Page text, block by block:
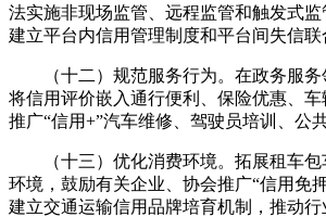
法实施非现场监管、远程监管和触发式
建立平台内信用管理制度和平台间失信
（十二）规范服务行为。在政务服
将信用评价嵌入通行便利、保险优惠、
推广“信用+”汽车维修、驾驶员培训、公
（十三）优化消费环境。拓展租车
环境，鼓励有关企业、协会推广“信用免
建立交通运输信用品牌培育机制，推动